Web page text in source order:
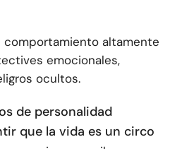
altamente
emocionales,
ocultos.
de personalidad
que la vida es un circo